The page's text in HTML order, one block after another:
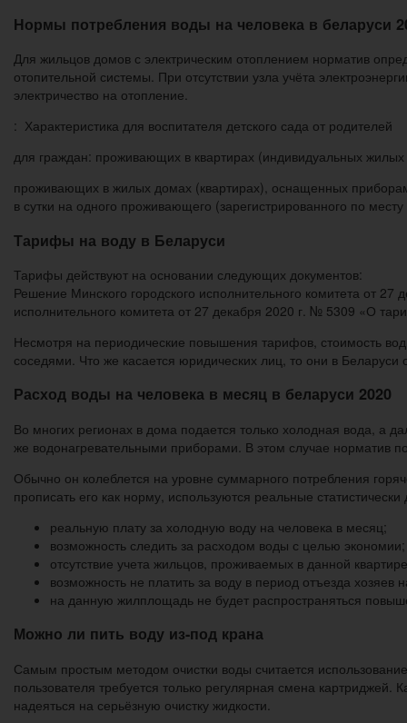
Нормы потребления воды на человека в беларуси
Для жильцов домов с электрическим отоплением норматив
отопительной системы. При отсутствии узла учёта
электричество на отопление.
: Характеристика для воспитателя детского сада от родителей
для граждан: проживающих в квартирах (индивидуальных
проживающих в жилых домах (квартирах), оснащенных
в сутки на одного проживающего (зарегистрированного по месту
Тарифы на воду в Беларуси
Тарифы действуют на основании следующих документов:
Решение Минского городского исполнительного комитета от
исполнительного комитета от 27 декабря 2020 г. № 5309 «О
Несмотря на периодические повышения тарифов, стоимость
соседями. Что же касается юридических лиц, то они в
Расход воды на человека в месяц в беларуси 2020
Во многих регионах в дома подается только холодная вода, а
же водонагревательными приборами. В этом случае норматив
Обычно он колеблется на уровне суммарного потребления
прописать его как норму, используются реальные
реальную плату за холодную воду на человека в месяц;
возможность следить за расходом воды с целью экономии;
отсутствие учета жильцов, проживаемых в данной
возможность не платить за воду в период отъезда хозяев
на данную жилплощадь не будет распространяться
Можно ли пить воду из-под крана
Самым простым методом очистки воды считается
пользователя требуется только регулярная смена
надеяться на серьёзную очистку жидкости.